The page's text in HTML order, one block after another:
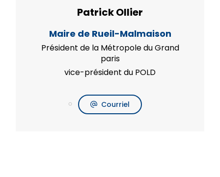
Patrick Ollier
Maire de Rueil-Malmaison
Président de la Métropole du Grand
paris
vice-président du POLD
Courriel